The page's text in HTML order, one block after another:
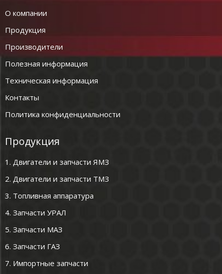
О компании
Продукция
Производители
Полезная информация
Техническая информация
Контакты
Политика конфиденциальности
Продукция
1. Двигатели и запчасти ЯМЗ
2. Двигатели и запчасти ТМЗ
3. Топливная аппаратура
4. Запчасти УРАЛ
5. Запчасти МАЗ
6. Запчасти ГАЗ
7. Импортные запчасти